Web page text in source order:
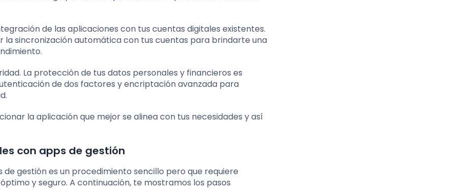
de las aplicaciones con tus cuentas digitales existentes.
la sincronización automática con tus cuentas para brindarte una
La protección de tus datos personales y financieros es
de dos factores y encriptación avanzada para
la aplicación que mejor se alinea con tus necesidades y así
con apps de gestión
gestión es un procedimiento sencillo pero que requiere
y seguro. A continuación, te mostramos los pasos